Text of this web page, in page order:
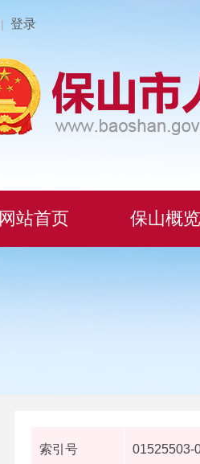
| 登录
网站首页 保山概览
索引号 01525503-